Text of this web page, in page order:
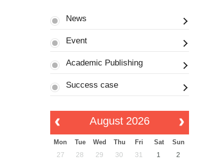
News
Event
Academic Publishing
Success case
August 2026
Mon Tue Wed Thu Fri Sat Sun
27 28 29 30 31 1
2